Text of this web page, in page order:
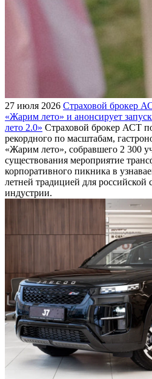
27 июля 2026 Страховой брокер
«Жарим лето» и анонсирует
лето 2.0» Страховой брокер АСТ
рекордного по масштабам,
«Жарим лето», собравшего 2 300
существования мероприятие
корпоративного пикника в
летней традицией для российской
индустрии.